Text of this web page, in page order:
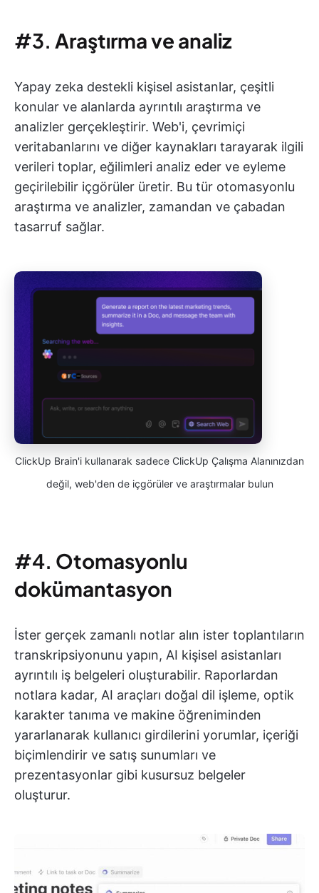
#3. Araştırma ve analiz
Yapay zeka destekli kişisel asistanlar, çeşitli
konular ve alanlarda ayrıntılı araştırma ve
analizler gerçekleştirir. Web'i, çevrimiçi
veritabanlarını ve diğer kaynakları tarayarak ilgili
verileri toplar, eğilimleri analiz eder ve eyleme
geçirilebilir içgörüler üretir. Bu tür otomasyonlu
araştırma ve analizler, zamandan ve çabadan
tasarruf sağlar.
ClickUp Brain'i kullanarak sadece ClickUp Çalışma Alanınızdan
değil, web'den de içgörüler ve araştırmalar bulun
#4. Otomasyonlu
dokümantasyon
İster gerçek zamanlı notlar alın ister toplantıların
transkripsiyonunu yapın, AI kişisel asistanları
ayrıntılı iş belgeleri oluşturabilir. Raporlardan
notlara kadar, AI araçları doğal dil işleme, optik
karakter tanıma ve makine öğreniminden
yararlanarak kullanıcı girdilerini yorumlar, içeriği
biçimlendirir ve satış sunumları ve
prezentasyonlar gibi kusursuz belgeler
oluşturur.